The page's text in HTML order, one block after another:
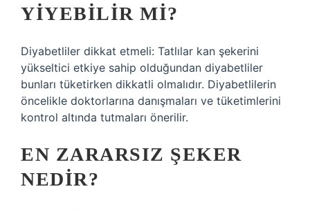
YIYEBILIR MI?
Diyabetliler dikkat etmeli: Tatlılar kan şekerini
yükseltici etkiye sahip olduğundan diyabetliler
bunları tüketirken dikkatli olmalıdır. Diyabetlilerin
öncelikle doktorlarına danışmaları ve tüketimlerini
kontrol altında tutmaları önerilir.
EN ZARARSIZ ŞEKER
NEDIR?